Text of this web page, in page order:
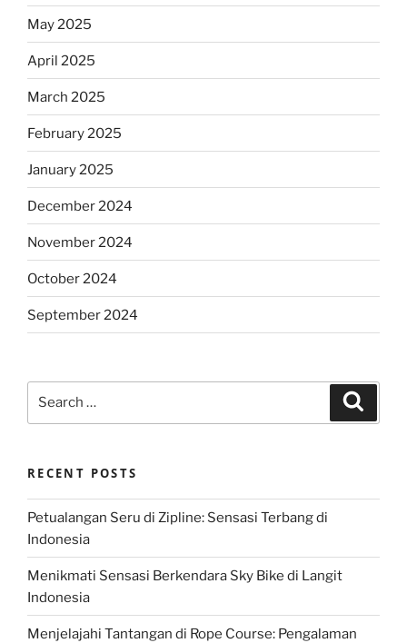
May 2025
April 2025
March 2025
February 2025
January 2025
December 2024
November 2024
October 2024
September 2024
RECENT POSTS
Petualangan Seru di Zipline: Sensasi Terbang di
Indonesia
Menikmati Sensasi Berkendara Sky Bike di Langit
Indonesia
Menjelajahi Tantangan di Rope Course: Pengalaman